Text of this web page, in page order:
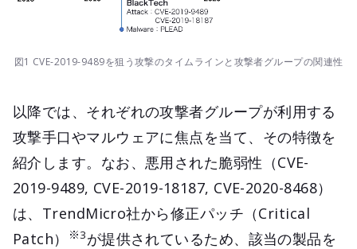
図1 CVE-2019-9489を狙う攻撃のタイムラインと攻撃者グループの関連性
以降では、それぞれの攻撃者グループが利用する
攻撃手口やマルウェアに焦点を当て、その特徴を
紹介します。なお、悪用された脆弱性（CVE-
2019-9489, CVE-2019-18187, CVE-2020-8468）
は、TrendMicro社から修正パッチ（Critical
Patch）
※3が提供されているため、該当の製品を